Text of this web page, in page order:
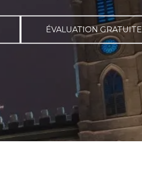
ÉVALUATION GRATUITE